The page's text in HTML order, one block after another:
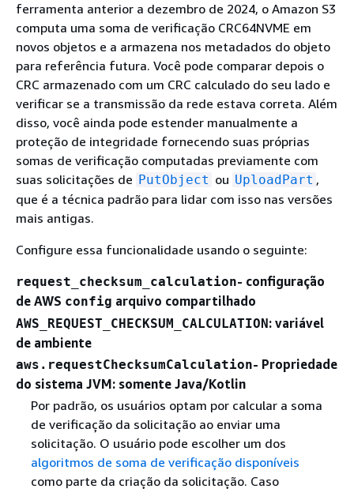
ferramenta anterior a dezembro de 2024, o Amazon S3
computa uma soma de verificação CRC64NVME em
novos objetos e a armazena nos metadados do objeto
para referência futura. Você pode comparar depois o
CRC armazenado com um CRC calculado do seu lado e
verificar se a transmissão da rede estava correta. Além
disso, você ainda pode estender manualmente a
proteção de integridade fornecendo suas próprias
somas de verificação computadas previamente com
suas solicitações de PutObject ou UploadPart ,
que é a técnica padrão para lidar com isso nas versões
mais antigas.
Configure essa funcionalidade usando o seguinte:
request_checksum_calculation- configuração
de AWS config arquivo compartilhado
AWS_REQUEST_CHECKSUM_CALCULATION: variável
de ambiente
aws.requestChecksumCalculation- Propriedade
do sistema JVM: somente Java/Kotlin
Por padrão, os usuários optam por calcular a soma
de verificação da solicitação ao enviar uma
solicitação. O usuário pode escolher um dos
algoritmos de soma de verificação disponíveis
como parte da criação da solicitação. Caso